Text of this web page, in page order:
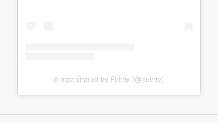
A post shared by Pubity (@pubity)